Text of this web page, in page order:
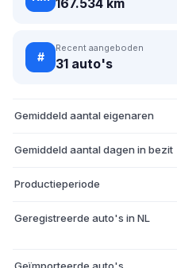
#
Recent aangeboden
31 auto's
Gemiddeld aantal eigenaren
Gemiddeld aantal dagen in bezit
Productieperiode
Geregistreerde auto's in NL
Geïmporteerde auto's